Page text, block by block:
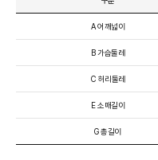
A 어깨넓이
B 가슴둘레
C 허리둘레
E 소매길이
G 총길이